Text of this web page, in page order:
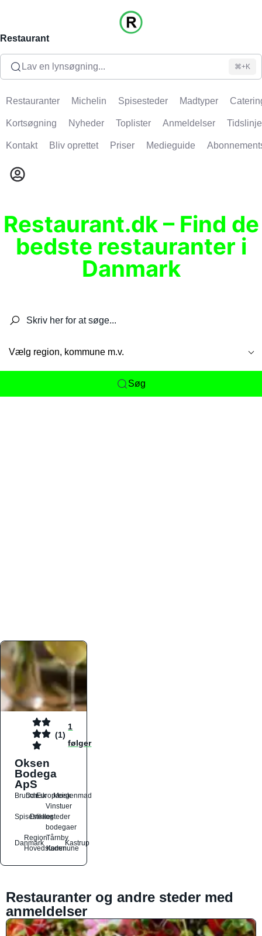
Restaurant
Lav en lynsøgning... ⌘+K
Restauranter Michelin Spisesteder Madtyper
Kortsøgning Nyheder Toplister Anmeldelser Tidslinje
Kontakt Bliv oprettet Priser Medieguide
Restaurant.dk – Find de
bedste restauranter i
Danmark
Vælg region, kommune m.v.
Søg
(1)
1
følger
Oksen
Bodega
ApS
Brunch
DanskEuropæiskMorgenmad
Spisesteder
Drikkesteder
Vinstuer
og
bodegaer
Danmark
Region
Hovedstaden
Tårnby
Kommune
Kastrup
Restauranter og andre steder med
anmeldelser